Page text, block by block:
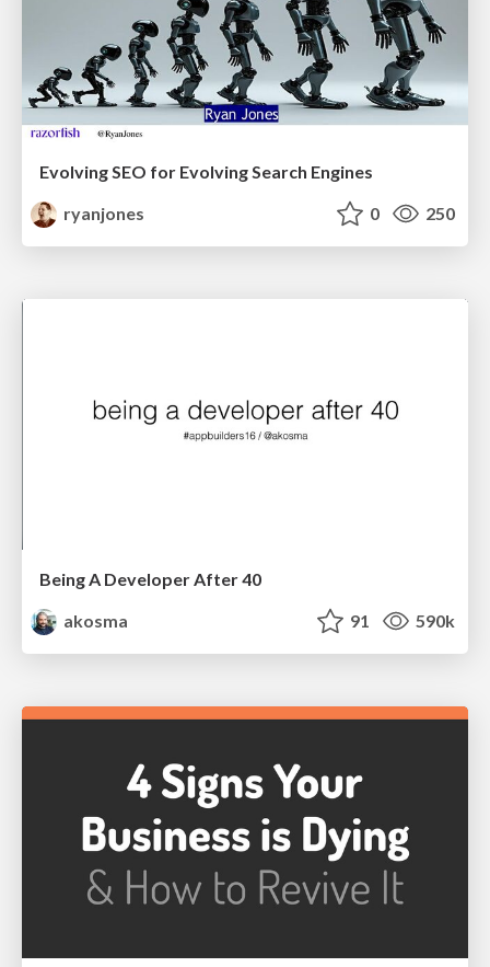
Evolving SEO for Evolving Search Engines
ryanjones
0 250
Being A Developer After 40
akosma
91 590k